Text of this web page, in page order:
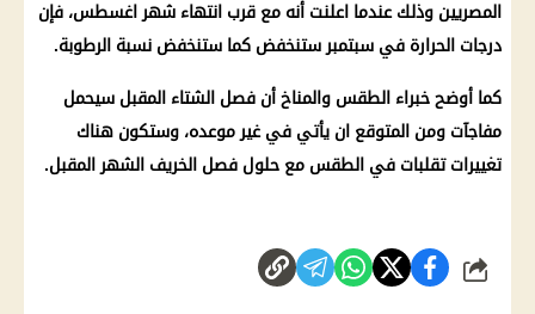
المصريين وذلك عندما اعلنت أنه مع قرب انتهاء شهر اغسطس، فإن
درجات الحرارة في سبتمبر ستنخفض كما ستنخفض نسبة الرطوبة.
كما أوضح خبراء الطقس والمناخ أن فصل الشتاء المقبل سيحمل
مفاجآت ومن المتوقع ان يأتي في غير موعده، وستكون هناك
تغييرات تقلبات في الطقس مع حلول فصل الخريف الشهر المقبل.
شارك